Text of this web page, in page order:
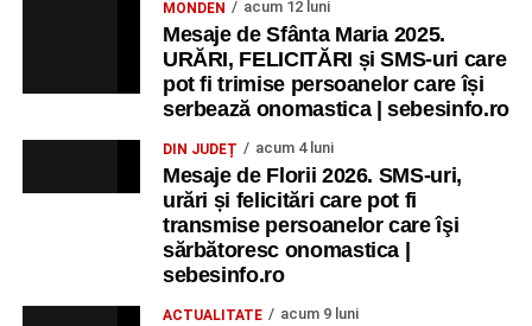
MONDEN acum 12 luni
Mesaje de Sfânta Maria 2025.
URĂRI, FELICITĂRI și SMS-uri care
pot fi trimise persoanelor care își
serbează onomastica | sebesinfo.ro
DIN JUDEȚ acum 4 luni
Mesaje de Florii 2026. SMS-uri,
urări și felicitări care pot fi
transmise persoanelor care îşi
sărbătoresc onomastica |
sebesinfo.ro
ACTUALITATE acum 9 luni